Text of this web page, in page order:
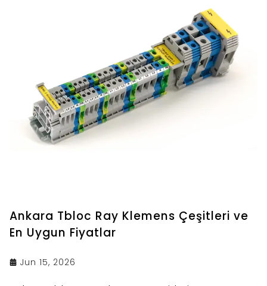
Ankara Tbloc Ray Klemens Çeşitleri ve
En Uygun Fiyatlar
Jun 15, 2026